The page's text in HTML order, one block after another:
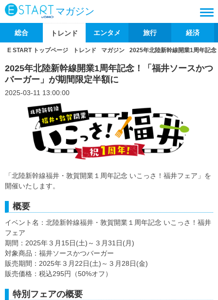
マガジン
総合 トレンド エンタメ 旅行 経済
E START トップページ トレンド マガジン 2025年北陸新幹線開業1周年記
2025年北陸新幹線開業1周年記念！「福井ソースかつ
バーガー」が期間限定半額に
2025-03-11 13:00:00
「北陸新幹線福井・敦賀開業１周年記念 いこっさ！福井フェア」を
開催いたします。
概要
イベント名：北陸新幹線福井・敦賀開業１周年記念 いこっさ！福井
フェア
期間：2025年３月15日(土)～３月31日(月)
対象商品：福井ソースかつバーガー
販売期間：2025年３月22日(土)～３月28日(金)
販売価格：税込295円（50%オフ）
特別フェアの概要